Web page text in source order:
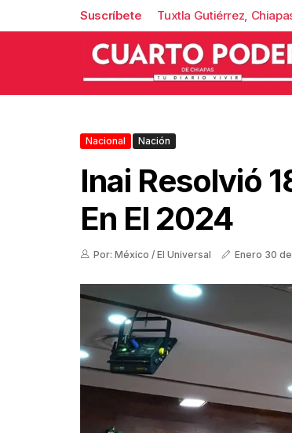
Suscríbete Tuxtla Gutiérrez,
Nacional Nación
Inai Resolvió
En El 2024
Por: México / El Universal Enero 30